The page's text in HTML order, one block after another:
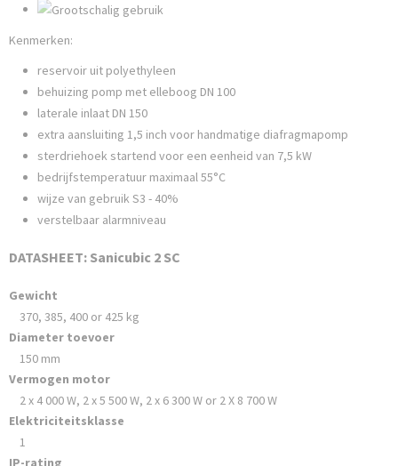
Kenmerken:
reservoir uit polyethyleen
behuizing pomp met elleboog DN 100
laterale inlaat DN 150
extra aansluiting 1,5 inch voor handmatige diafragmapomp
sterdriehoek startend voor een eenheid van 7,5 kW
bedrijfstemperatuur maximaal 55°C
wijze van gebruik S3 - 40%
verstelbaar alarmniveau
DATASHEET: Sanicubic 2 SC
Gewicht
370, 385, 400 or 425 kg
Diameter toevoer
150 mm
Vermogen motor
2 x 4 000 W, 2 x 5 500 W, 2 x 6 300 W or 2 X 8 700 W
Elektriciteitsklasse
1
IP-rating